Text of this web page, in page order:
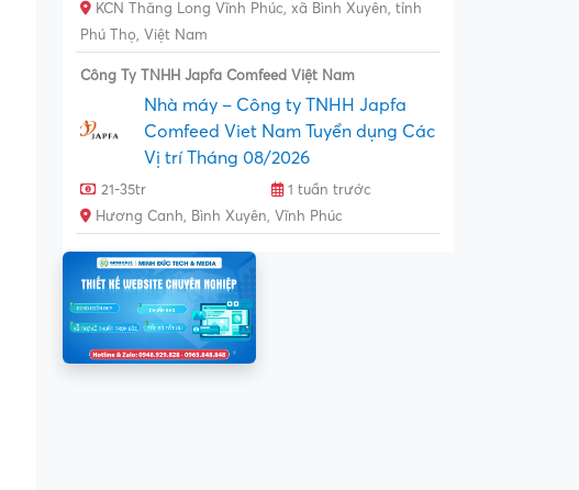
KCN Thăng Long Vĩnh Phúc, xã Bình Xuyên, tỉnh
Phú Thọ, Việt Nam
Công Ty TNHH Japfa Comfeed Việt Nam
Nhà máy – Công ty TNHH Japfa
Comfeed Viet Nam Tuyển dụng Các
Vị trí Tháng 08/2026
21-35tr
1 tuần trước
Hương Canh, Bình Xuyên, Vĩnh Phúc